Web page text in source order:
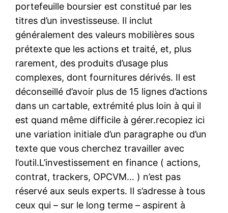
portefeuille boursier est constitué par les
titres d’un investisseuse. Il inclut
généralement des valeurs mobilières sous
prétexte que les actions et traité, et, plus
rarement, des produits d’usage plus
complexes, dont fournitures dérivés. Il est
déconseillé d’avoir plus de 15 lignes d’actions
dans un cartable, extrémité plus loin à qui il
est quand même difficile à gérer.recopiez ici
une variation initiale d’un paragraphe ou d’un
texte que vous cherchez travailler avec
l’outil.L’investissement en finance ( actions,
contrat, trackers, OPCVM… ) n’est pas
réservé aux seuls experts. Il s’adresse à tous
ceux qui – sur le long terme – aspirent à